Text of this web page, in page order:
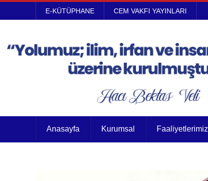
E-KÜTÜPHANE CEM VAKFI YAYINLARI
Anasayfa Kurumsal Faaliyetlerimiz